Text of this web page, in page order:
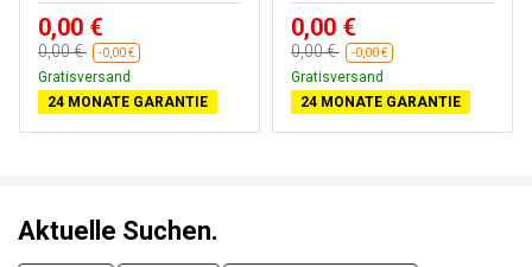
0,00 €
0,00 € -0,00 €
Gratisversand
24 MONATE GARANTIE
0,00 €
0,00 € -0,00 €
Gratisversand
24 MONATE GARANTIE
Aktuelle Suchen.